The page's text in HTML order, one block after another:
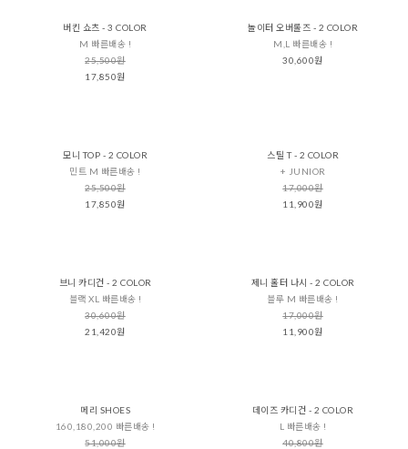
버킨 쇼츠 - 3 COLOR
M 빠른배송 !
25,500원
17,850원
놀이터 오버롤즈 - 2 COLOR
M,L 빠른배송 !
30,600원
모니 TOP - 2 COLOR
민트 M 빠른배송 !
25,500원
17,850원
스틸 T - 2 COLOR
+ JUNIOR
17,000원
11,900원
브니 카디건 - 2 COLOR
블랙 XL 빠른배송 !
30,600원
21,420원
제니 홀터 나시 - 2 COLOR
블루 M 빠른배송 !
17,000원
11,900원
메리 SHOES
160,180,200 빠른배송 !
51,000원
데이즈 카디건 - 2 COLOR
L 빠른배송 !
40,800원